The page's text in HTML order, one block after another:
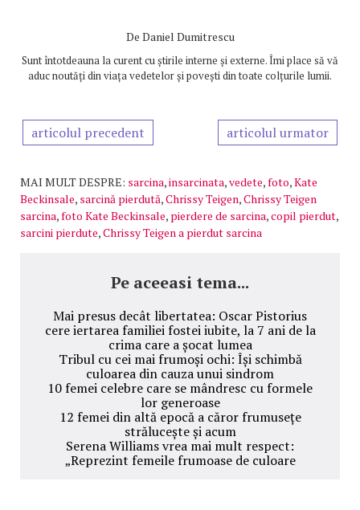
De Daniel Dumitrescu
Sunt întotdeauna la curent cu știrile interne și externe. Îmi place să vă
aduc noutăți din viața vedetelor și povești din toate colțurile lumii.
articolul precedent articolul urmator
MAI MULT DESPRE: sarcina,insarcinata,vedete,foto,Kate
Beckinsale, sarcină pierdută,Chrissy Teigen,Chrissy Teigen
sarcina,foto Kate Beckinsale, pierdere de sarcina,copil pierdut,
sarcini pierdute,Chrissy Teigen a pierdut sarcina
Pe aceeasi tema...
Mai presus decât libertatea: Oscar Pistorius
cere iertarea familiei fostei iubite, la 7 ani de la
crima care a șocat lumea
Tribul cu cei mai frumoși ochi: Își schimbă
culoarea din cauza unui sindrom
10 femei celebre care se mândresc cu formele
lor generoase
12 femei din altă epocă a căror frumusețe
strălucește și acum
Serena Williams vrea mai mult respect:
„Reprezint femeile frumoase de culoare